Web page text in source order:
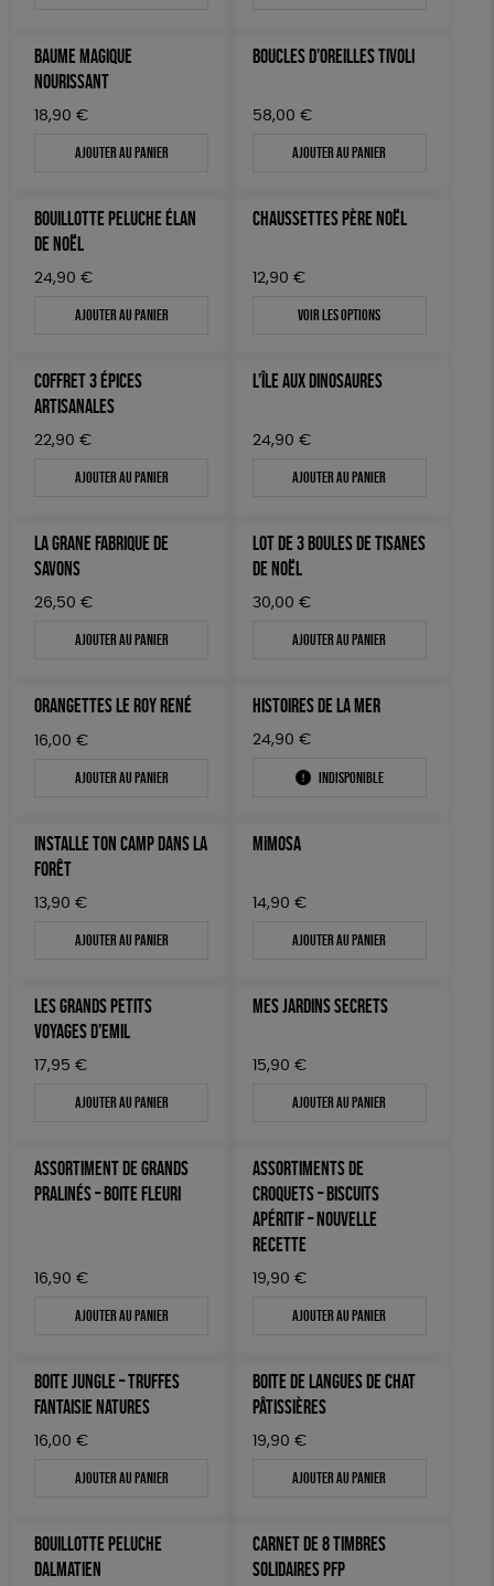
BAUME MAGIQUE
NOURISSANT
18,90 €
Ajouter au panier
BOUCLES D’OREILLES TIVOLI
58,00 €
Ajouter au panier
BOUILLOTTE PELUCHE ÉLAN
DE NOËL
24,90 €
Ajouter au panier
CHAUSSETTES PÈRE NOËL
12,90 €
Voir les options
COFFRET 3 ÉPICES
ARTISANALES
22,90 €
Ajouter au panier
L’ÎLE AUX DINOSAURES
24,90 €
Ajouter au panier
LA GRANE FABRIQUE DE
SAVONS
26,50 €
Ajouter au panier
LOT DE 3 BOULES DE TISANES
DE NOËL
30,00 €
Ajouter au panier
ORANGETTES LE ROY RENÉ
16,00 €
Ajouter au panier
HISTOIRES DE LA MER
24,90 €
Indisponible
INSTALLE TON CAMP DANS LA
FORÊT
13,90 €
Ajouter au panier
MIMOSA
14,90 €
Ajouter au panier
LES GRANDS PETITS
VOYAGES D’EMIL
17,95 €
Ajouter au panier
MES JARDINS SECRETS
15,90 €
Ajouter au panier
ASSORTIMENT DE GRANDS
PRALINÉS – BOITE FLEURI
16,90 €
Ajouter au panier
ASSORTIMENTS DE
CROQUETS – BISCUITS
APÉRITIF – NOUVELLE
RECETTE
19,90 €
Ajouter au panier
BOITE JUNGLE – TRUFFES
FANTAISIE NATURES
16,00 €
Ajouter au panier
BOITE DE LANGUES DE CHAT
PÂTISSIÈRES
19,90 €
Ajouter au panier
BOUILLOTTE PELUCHE
DALMATIEN
CARNET DE 8 TIMBRES
SOLIDAIRES PFP